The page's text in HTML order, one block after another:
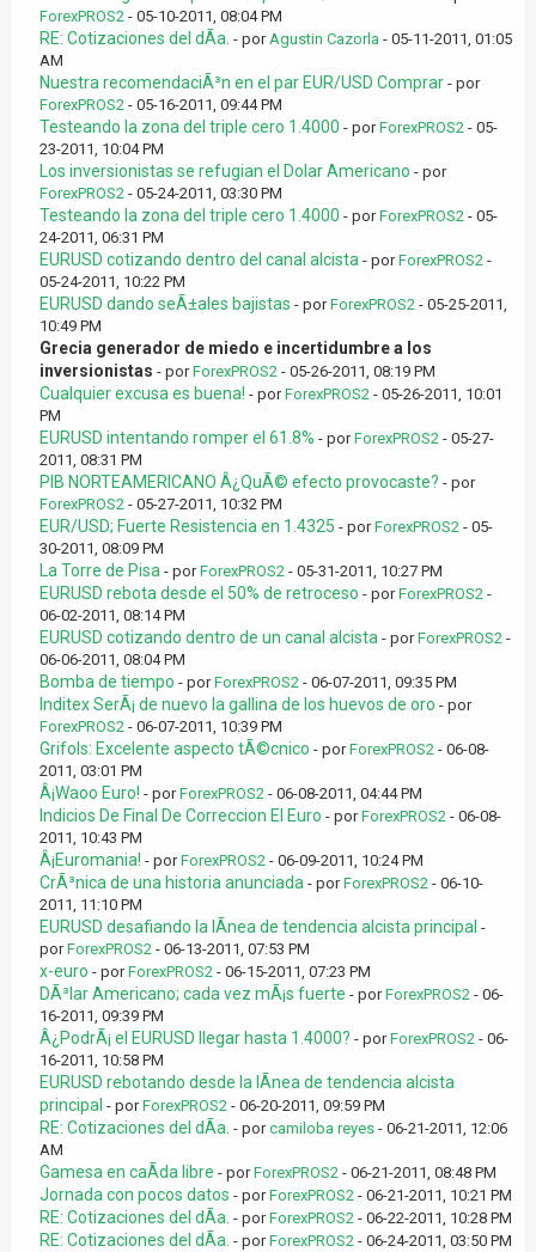
ForexPROS2 - 05-10-2011, 08:04 PM
RE: Cotizaciones del dÃ­a. - porAgustin Cazorla - 05-11-2011, 01:05
AM
Nuestra recomendaciÃ³n en el par EUR/USD Comprar - por
ForexPROS2 - 05-16-2011, 09:44 PM
Testeando la zona del triple cero 1.4000 - porForexPROS2 - 05-
23-2011, 10:04 PM
Los inversionistas se refugian el Dolar Americano - por
ForexPROS2 - 05-24-2011, 03:30 PM
Testeando la zona del triple cero 1.4000 - porForexPROS2 - 05-
24-2011, 06:31 PM
EURUSD cotizando dentro del canal alcista - porForexPROS2 -
05-24-2011, 10:22 PM
EURUSD dando seÃ±ales bajistas - porForexPROS2 - 05-25-2011,
10:49 PM
Grecia generador de miedo e incertidumbre a los
inversionistas - porForexPROS2 - 05-26-2011, 08:19 PM
Cualquier excusa es buena! - porForexPROS2 - 05-26-2011, 10:01
PM
EURUSD intentando romper el 61.8% - porForexPROS2 - 05-27-
2011, 08:31 PM
PIB NORTEAMERICANO Â¿QuÃ© efecto provocaste? - por
ForexPROS2 - 05-27-2011, 10:32 PM
EUR/USD; Fuerte Resistencia en 1.4325 - porForexPROS2 - 05-
30-2011, 08:09 PM
La Torre de Pisa - porForexPROS2 - 05-31-2011, 10:27 PM
EURUSD rebota desde el 50% de retroceso - porForexPROS2 -
06-02-2011, 08:14 PM
EURUSD cotizando dentro de un canal alcista - porForexPROS2 -
06-06-2011, 08:04 PM
Bomba de tiempo - porForexPROS2 - 06-07-2011, 09:35 PM
Inditex SerÃ¡ de nuevo la gallina de los huevos de oro - por
ForexPROS2 - 06-07-2011, 10:39 PM
Grifols: Excelente aspecto tÃ©cnico - porForexPROS2 - 06-08-
2011, 03:01 PM
Â¡Waoo Euro! - porForexPROS2 - 06-08-2011, 04:44 PM
Indicios De Final De Correccion El Euro - porForexPROS2 - 06-08-
2011, 10:43 PM
Â¡Euromania! - porForexPROS2 - 06-09-2011, 10:24 PM
CrÃ³nica de una historia anunciada - porForexPROS2 - 06-10-
2011, 11:10 PM
EURUSD desafiando la lÃ­nea de tendencia alcista principal -
porForexPROS2 - 06-13-2011, 07:53 PM
x-euro - porForexPROS2 - 06-15-2011, 07:23 PM
DÃ³lar Americano; cada vez mÃ¡s fuerte - porForexPROS2 - 06-
16-2011, 09:39 PM
Â¿PodrÃ¡ el EURUSD llegar hasta 1.4000? - porForexPROS2 - 06-
16-2011, 10:58 PM
EURUSD rebotando desde la lÃ­nea de tendencia alcista
principal - porForexPROS2 - 06-20-2011, 09:59 PM
RE: Cotizaciones del dÃ­a. - porcamiloba reyes - 06-21-2011, 12:06
AM
Gamesa en caÃ­da libre - porForexPROS2 - 06-21-2011, 08:48 PM
Jornada con pocos datos - porForexPROS2 - 06-21-2011, 10:21 PM
RE: Cotizaciones del dÃ­a. - porForexPROS2 - 06-22-2011, 10:28 PM
RE: Cotizaciones del dÃ­a. - porForexPROS2 - 06-24-2011, 03:50 PM